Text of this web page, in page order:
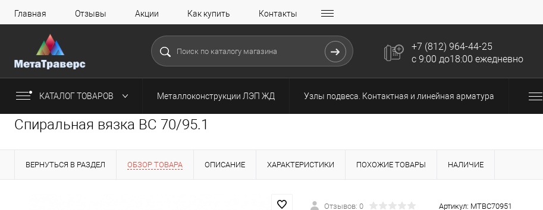
Главная Отзывы Акции Как купить Контакты
+7 (812) 964-44-25
с 9:00 до18:00 ежедневно
КАТАЛОГ ТОВАРОВ Металлоконструкции ЛЭП ЖД Узлы подвеса. Контактная и линейная арматура
Спиральная вязка ВС 70/95.1
ВЕРНУТЬСЯ В РАЗДЕЛ ОБЗОР ТОВАРА ОПИСАНИЕ ХАРАКТЕРИСТИКИ ПОХОЖИЕ ТОВАРЫ НАЛИЧИЕ
Отзывов: 0 Артикул: МТВС70951